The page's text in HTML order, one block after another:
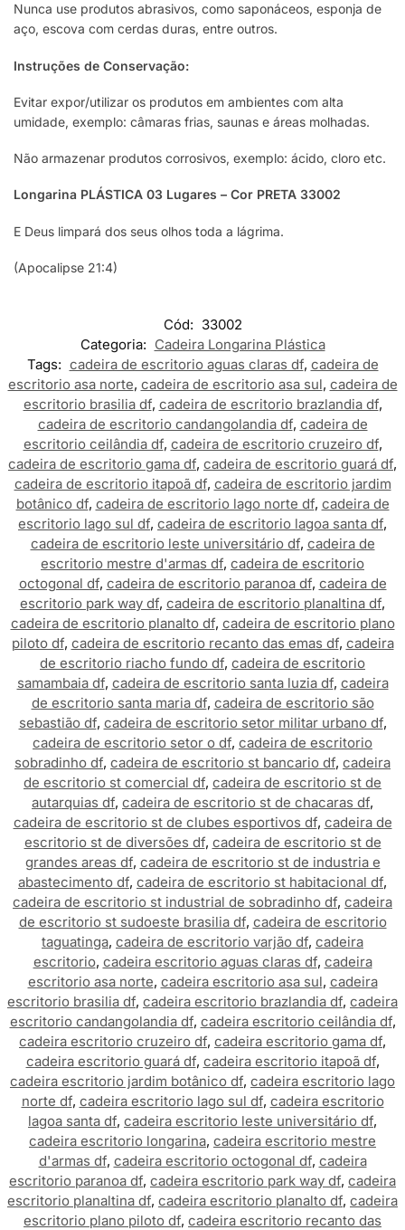
Nunca use produtos abrasivos, como saponáceos, esponja de
aço, escova com cerdas duras, entre outros.
Instruções de Conservação:
Evitar expor/utilizar os produtos em ambientes com alta
umidade, exemplo: câmaras frias, saunas e áreas molhadas.
Não armazenar produtos corrosivos, exemplo: ácido, cloro etc.
Longarina PLÁSTICA 03 Lugares – Cor PRETA 33002
E Deus limpará dos seus olhos toda a lágrima.
(Apocalipse 21:4)
Cód: 33002
Categoria: Cadeira Longarina Plástica
Tags: cadeira de escritorio aguas claras df, cadeira de
escritorio asa norte, cadeira de escritorio asa sul, cadeira de
escritorio brasilia df, cadeira de escritorio brazlandia df,
cadeira de escritorio candangolandia df, cadeira de
escritorio ceilândia df, cadeira de escritorio cruzeiro df,
cadeira de escritorio gama df, cadeira de escritorio guará df,
cadeira de escritorio itapoã df, cadeira de escritorio jardim
botânico df, cadeira de escritorio lago norte df, cadeira de
escritorio lago sul df, cadeira de escritorio lagoa santa df,
cadeira de escritorio leste universitário df, cadeira de
escritorio mestre d'armas df, cadeira de escritorio
octogonal df, cadeira de escritorio paranoa df, cadeira de
escritorio park way df, cadeira de escritorio planaltina df,
cadeira de escritorio planalto df, cadeira de escritorio plano
piloto df, cadeira de escritorio recanto das emas df, cadeira
de escritorio riacho fundo df, cadeira de escritorio
samambaia df, cadeira de escritorio santa luzia df, cadeira
de escritorio santa maria df, cadeira de escritorio são
sebastião df, cadeira de escritorio setor militar urbano df,
cadeira de escritorio setor o df, cadeira de escritorio
sobradinho df, cadeira de escritorio st bancario df, cadeira
de escritorio st comercial df, cadeira de escritorio st de
autarquias df, cadeira de escritorio st de chacaras df,
cadeira de escritorio st de clubes esportivos df, cadeira de
escritorio st de diversões df, cadeira de escritorio st de
grandes areas df, cadeira de escritorio st de industria e
abastecimento df, cadeira de escritorio st habitacional df,
cadeira de escritorio st industrial de sobradinho df, cadeira
de escritorio st sudoeste brasilia df, cadeira de escritorio
taguatinga, cadeira de escritorio varjão df, cadeira
escritorio, cadeira escritorio aguas claras df, cadeira
escritorio asa norte, cadeira escritorio asa sul, cadeira
escritorio brasilia df, cadeira escritorio brazlandia df, cadeira
escritorio candangolandia df, cadeira escritorio ceilândia df,
cadeira escritorio cruzeiro df, cadeira escritorio gama df,
cadeira escritorio guará df, cadeira escritorio itapoã df,
cadeira escritorio jardim botânico df, cadeira escritorio lago
norte df, cadeira escritorio lago sul df, cadeira escritorio
lagoa santa df, cadeira escritorio leste universitário df,
cadeira escritorio longarina, cadeira escritorio mestre
d'armas df, cadeira escritorio octogonal df, cadeira
escritorio paranoa df, cadeira escritorio park way df, cadeira
escritorio planaltina df, cadeira escritorio planalto df, cadeira
escritorio plano piloto df, cadeira escritorio recanto das